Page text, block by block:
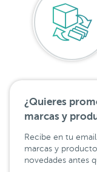
¿Quieres
marcas y
Recibe en tu
marcas y
novedades antes